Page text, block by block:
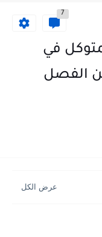
سلم تصحيح مادة اللغة العربية لشهادة التعليم الاساسي والاعدادية الشرعية...
علمي دورة 2026
7
في
الفصل